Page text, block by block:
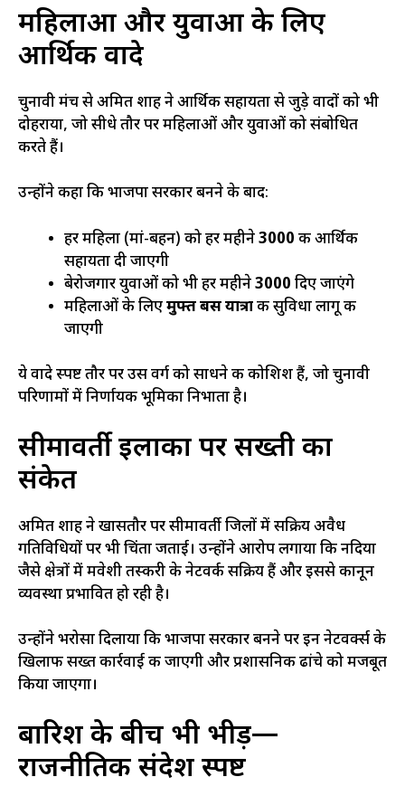
महिलाओं और युवाओं के लिए
आर्थिक वादे
चुनावी मंच से अमित शाह ने आर्थिक सहायता से जुड़े वादों को भी
दोहराया, जो सीधे तौर पर महिलाओं और युवाओं को संबोधित
करते हैं।
उन्होंने कहा कि भाजपा सरकार बनने के बाद:
हर महिला (मां-बहन) को हर महीने₹3000 की आर्थिक
सहायता दी जाएगी
बेरोजगार युवाओं को भी हर महीने₹3000 दिए जाएंगे
महिलाओं के लिएमुफ्त बस यात्राकी सुविधा लागू की
जाएगी
ये वादे स्पष्ट तौर पर उस वर्ग को साधने की कोशिश हैं, जो चुनावी
परिणामों में निर्णायक भूमिका निभाता है।
सीमावर्ती इलाकों पर सख्ती का
संकेत
अमित शाह ने खासतौर पर सीमावर्ती जिलों में सक्रिय अवैध
गतिविधियों पर भी चिंता जताई। उन्होंने आरोप लगाया कि नदिया
जैसे क्षेत्रों में मवेशी तस्करी के नेटवर्क सक्रिय हैं और इससे कानून
व्यवस्था प्रभावित हो रही है।
उन्होंने भरोसा दिलाया कि भाजपा सरकार बनने पर इन नेटवर्क्स के
खिलाफ सख्त कार्रवाई की जाएगी और प्रशासनिक ढांचे को मजबूत
किया जाएगा।
बारिश के बीच भी भीड़—
राजनीतिक संदेश स्पष्ट